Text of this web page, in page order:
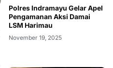
Polres Indramayu Gelar Apel
Pengamanan Aksi Damai
LSM Harimau
November 19, 2025